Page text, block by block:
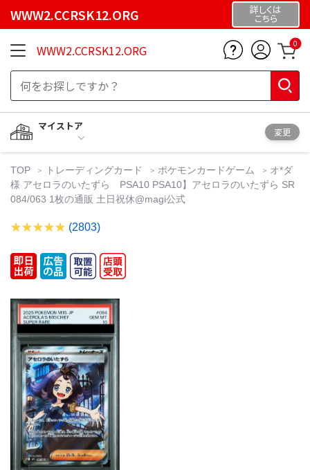
WWW2.CCRSK12.ORG 詳しくは
こちら
WWW2.CCRSK12.ORG 0
マイストア
変更
TOP トレーディングカード ポケモンカードゲーム
オ*ダ
様 アセロラのいたずら PSA10 PSA10】アセロラのいたずら SR
084/063 1枚の通販 土日祝休@magi公式
(2803)